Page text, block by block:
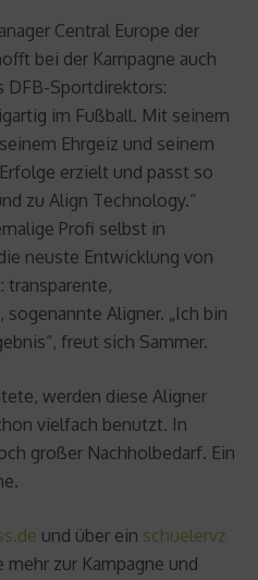
Central Europe der
bei der Kampagne auch
DFB-Sportdirektors:
im Fußball. Mit seinem
Ehrgeiz und seinem
erzielt und passt so
zu Align Technology.“
Profi selbst in
neuste Entwicklung von
transparente,
sogenannte Aligner. „Ich bin
freut sich Sammer.
werden diese Aligner
vielfach benutzt. In
großer Nachholbedarf. Ein
und über ein schuelervz
mehr zur Kampagne und